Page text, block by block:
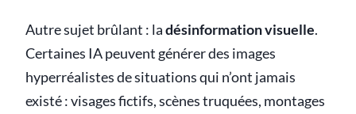
Autre sujet brûlant : ladésinformation visuelle.
Certaines IA peuvent générer des images
hyperréalistes de situations qui n’ont jamais
existé : visages fictifs, scènes truquées, montages